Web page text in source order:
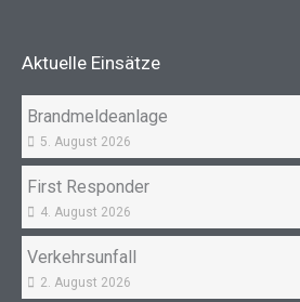
k
a
Aktuelle Einsätze
Brandmeldeanlage
5. August 2026
First Responder
4. August 2026
Verkehrsunfall
2. August 2026